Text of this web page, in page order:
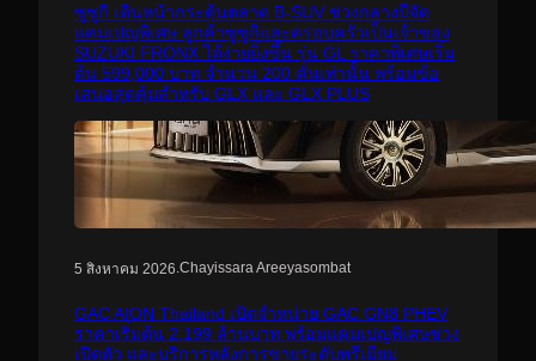
ซูซูกิ เดินหน้ากระตุ้นตลาด B-SUV ช่วงกลางปีจัด
แคมเปญพิเศษ ลูกค้าซูซูกิและครอบครัวเป็นเจ้าของ
SUZUKI FRONX ได้ง่ายยิ่งขึ้น รุ่น GL ราคาพิเศษเริ่ม
ต้น 599,000 บาท จำนวน 200 คันเท่านั้น พร้อมข้อ
เสนอสุดคุ้มสำหรับ GLX และ GLX PLUS
5 สิงหาคม 2026.Chayissara Areeyasombat
GAC AION Thailand เปิดจำหน่าย GAC GN8 PHEV
ราคาเริ่มต้น 2.199 ล้านบาท พร้อมแคมเปญพิเศษช่วง
เปิดตัว และบริการหลังการขายระดับพรีเมียม